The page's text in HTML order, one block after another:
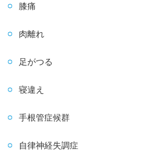
膝痛
肉離れ
足がつる
寝違え
手根管症候群
自律神経失調症